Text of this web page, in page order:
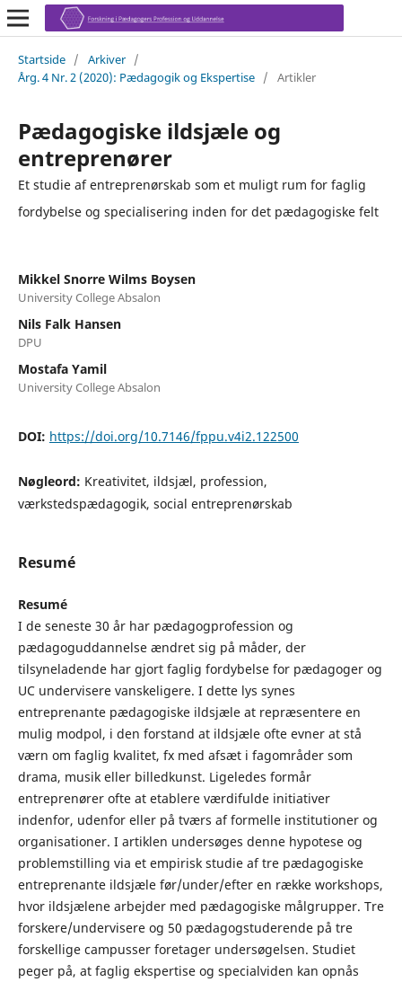
Startside / Arkiver /
Årg. 4 Nr. 2 (2020): Pædagogik og Ekspertise / Artikler
Pædagogiske ildsjæle og
entreprenører
Et studie af entreprenørskab som et muligt rum for faglig
fordybelse og specialisering inden for det pædagogiske felt
Mikkel Snorre Wilms Boysen
University College Absalon
Nils Falk Hansen
DPU
Mostafa Yamil
University College Absalon
DOI: https://doi.org/10.7146/fppu.v4i2.122500
Nøgleord: Kreativitet, ildsjæl, profession,
værkstedspædagogik, social entreprenørskab
Resumé
Resumé
I de seneste 30 år har pædagogprofession og
pædagoguddannelse ændret sig på måder, der
tilsyneladende har gjort faglig fordybelse for pædagoger og
UC undervisere vanskeligere. I dette lys synes
entreprenante pædagogiske ildsjæle at repræsentere en
mulig modpol, i den forstand at ildsjæle ofte evner at stå
værn om faglig kvalitet, fx med afsæt i fagområder som
drama, musik eller billedkunst. Ligeledes formår
entreprenører ofte at etablere værdifulde initiativer
indenfor, udenfor eller på tværs af formelle institutioner og
organisationer. I artiklen undersøges denne hypotese og
problemstilling via et empirisk studie af tre pædagogiske
entreprenante ildsjæle før/under/efter en række workshops,
hvor ildsjælene arbejder med pædagogiske målgrupper. Tre
forskere/undervisere og 50 pædagogstuderende på tre
forskellige campusser foretager undersøgelsen. Studiet
peger på, at faglig ekspertise og specialviden kan opnås